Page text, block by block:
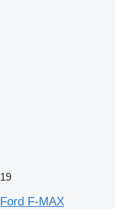
19
Ford F-MAX